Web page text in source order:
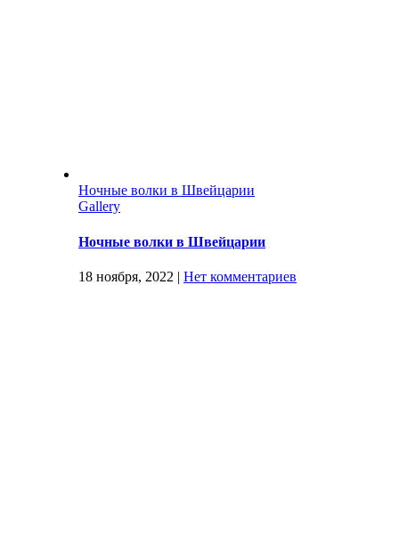
Ночные волки в Швейцарии
Gallery
Ночные волки в Швейцарии
18 ноября, 2022 | Нет комментариев